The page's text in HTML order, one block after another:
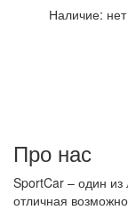
Наличие:
Про нас
SportCar – один из
отличная